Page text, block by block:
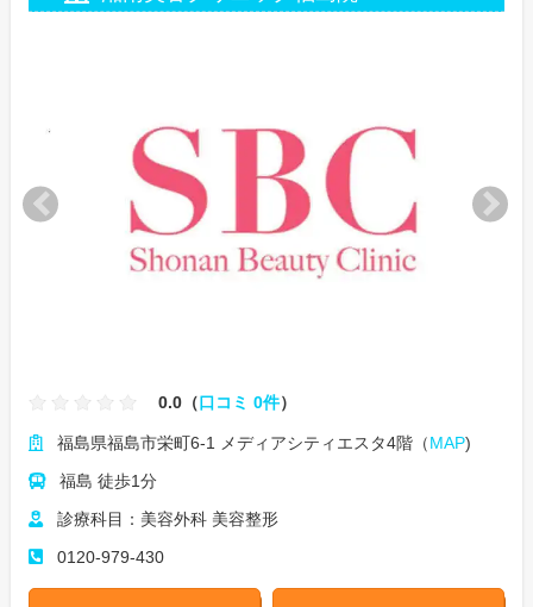
0.0（ 口コミ 0件）
福島県福島市栄町6-1 メディアシティエスタ4階（MAP)
福島 徒歩1分
診療科目：美容外科 美容整形
0120-979-430